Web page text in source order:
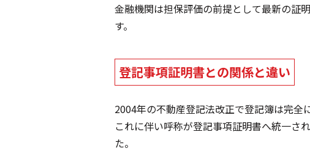
金融機関は担保評価の前提として最新の証
す。
登記事項証明書との関係と違い
2004年の不動産登記法改正で登記簿は完全
これに伴い呼称が登記事項証明書へ統一さ
た。